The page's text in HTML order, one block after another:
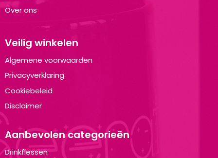
Over ons
Veilig winkelen
Algemene voorwaarden
Privacyverklaring
Cookiebeleid
Disclaimer
Aanbevolen categorieën
Drinkflessen